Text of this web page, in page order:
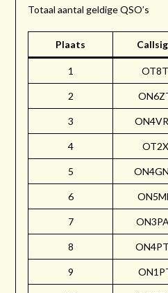
Totaal aantal geldige QSO’s
Plaats
1 OT8T
2
3
4 OT2X
5
6
7
8
9